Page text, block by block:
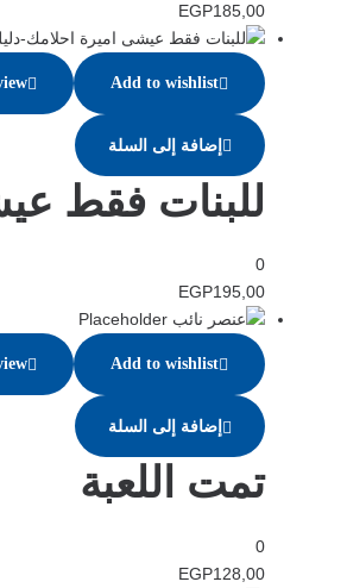
EGP185,00
Add to wishlist
إضافة إلى السلة
للبنات فقط
0
EGP195,00
Add to wishlist
إضافة إلى السلة
تمت اللعبة
0
EGP128,00